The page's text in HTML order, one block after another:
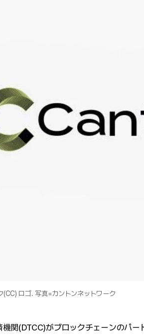
(CC) ロゴ. 写真=カントンネットワーク
関(DTCC)がブロックチェーンのパー